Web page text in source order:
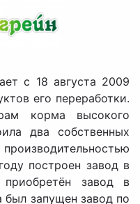
с 18 августа 2009
его переработки.
корма высокого
два собственных
построен завод в
завод в
был запущен завод по